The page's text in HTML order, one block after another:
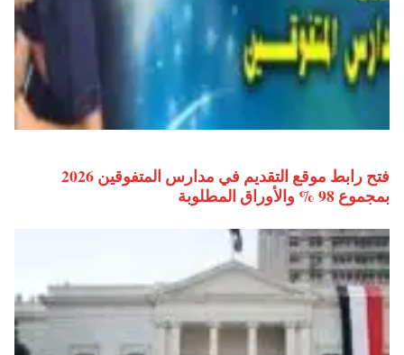
فتح رابط موقع التقديم في مدارس المتفوقين 2026
بمجموع 98 % والأوراق المطلوبة